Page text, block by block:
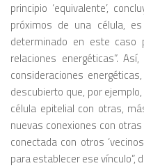
principio ‘equivalente’,
próximos de una célula,
determinado en este
relaciones energéticas”.
consideraciones
descubierto que, por
célula epitelial con otras,
nuevas conexiones con
conectada con otros
para establecer ese vínculo”,